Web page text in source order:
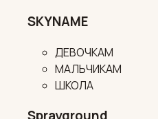
SKYNAME
ДЕВОЧКАМ
МАЛЬЧИКАМ
ШКОЛА